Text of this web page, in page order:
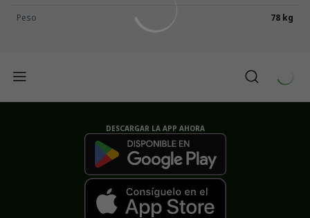
Peso 78 kg
DESCARGAR LA APP AHORA